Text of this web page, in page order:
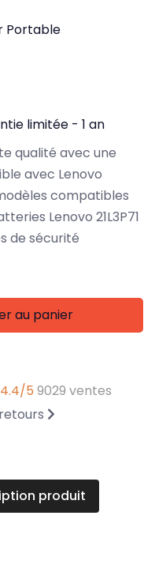
Portable
limitée - 1 an
qualité avec une
avec Lenovo
compatibles
Lenovo 21L3P71
de sécurité
au panier
4.4/5 9029 ventes
produit